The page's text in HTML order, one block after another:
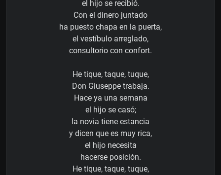
el hijo se recibió.
Con el dinero juntado
ha puesto chapa en la puerta,
el vestíbulo arreglado,
consultorio con confort.
He tique, taque, tuque,
Don Giuseppe trabaja.
Hace ya una semana
el hijo se casó;
la novia tiene estancia
y dicen que es muy rica,
el hijo necesita
hacerse posición.
He tique, taque, tuque,